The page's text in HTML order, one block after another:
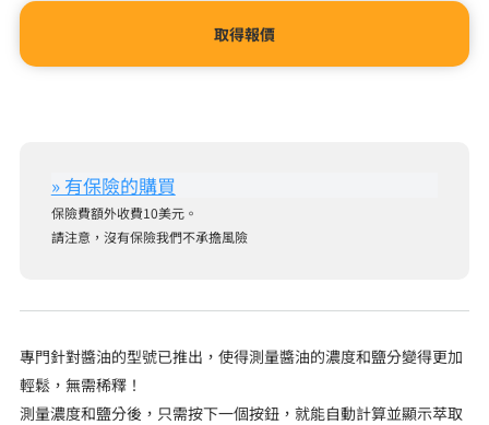
取得報價
保險費額外收費10美元。
請注意，沒有保險我們不承擔風險
專門針對醬油的型號已推出，使得測量醬油的濃度和鹽分變得更加
輕鬆，無需稀釋！
測量濃度和鹽分後，只需按下一個按鈕，就能自動計算並顯示萃取